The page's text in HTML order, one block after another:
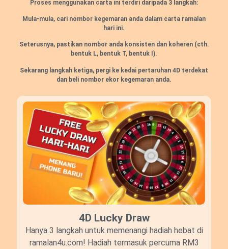
Proses menggunakan carta ini terdiri daripada 3 langkah:
Mula-mula, cari nombor kegemaran anda dalam carta ramalan
hari ini.
Seterusnya, pastikan nombor anda konsisten dan koheren (cth.
bentuk L, bentuk T, bentuk I).
Sekarang langkah ketiga, pergi ke kedai pertaruhan 4D terdekat
dan beli nombor ekor kegemaran anda.
4D Lucky Draw​
Hanya 3 langkah untuk memenangi hadiah hebat di
ramalan4u.com! Hadiah termasuk percuma RM3